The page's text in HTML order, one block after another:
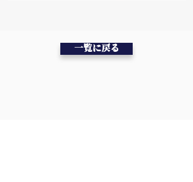
一覧に戻る